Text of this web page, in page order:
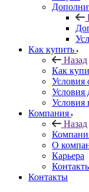
Как купить
Назад
Как
Условия
Условия
Условия
Компания
Назад
О
Карьера
Контакты